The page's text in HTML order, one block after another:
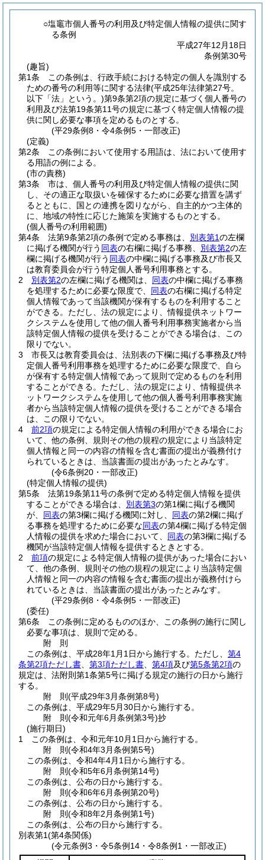
○塩竈市個人番号の利用及び特定個人情報の提供に関す
る条例
平成27年12月18日
条例第30号
(趣旨)
第1条
この条例は、行政手続における特定の個人を識別する
ための番号の利用等に関する法律(平成25年法律第27号。
以下「法」という。)第9条第2項の規定に基づく個人番号の
利用及び法第19条第11号の規定に基づく特定個人情報の提
供に関し必要な事項を定めるものとする。
(平29条例8・令4条例5・一部改正)
(定義)
第2条
この条例において使用する用語は、法において使用す
る用語の例による。
(市の責務)
第3条
市は、個人番号の利用及び特定個人情報の提供に関
し、その適正な取扱いを確保するために必要な措置を講ず
るとともに、国との連携を図りながら、自主的かつ主体的
に、地域の特性に応じた施策を実施するものとする。
(個人番号の利用範囲)
第4条
法第9条第2項の条例で定める事務は、 別表第1の左欄
に掲げる機関が行う 同表の右欄に掲げる事務、 別表第2の左
欄に掲げる機関が行う 同表の中欄に掲げる事務及び市長又
は教育委員会が行う特定個人番号利用事務とする。
2
別表第2の左欄に掲げる機関は、 同表の中欄に掲げる事務
を処理するために必要な限度で、 同表の右欄に掲げる特定
個人情報であって当該機関が保有するものを利用すること
ができる。 ただし、法の規定により、情報提供ネットワー
クシステムを使用して他の個人番号利用事務実施者から当
該特定個人情報の提供を受けることができる場合は、この
限りでない。
3
市長又は教育委員会は、法別表の下欄に掲げる事務及び特
定個人番号利用事務を処理するために必要な限度で、自ら
が保有する特定個人情報であって規則で定めるものを利用
することができる。 ただし、法の規定により、情報提供ネ
ットワークシステムを使用して他の個人番号利用事務実施
者から当該特定個人情報の提供を受けることができる場合
は、この限りでない。
4
前2項の規定による特定個人情報の利用ができる場合にお
いて、他の条例、規則その他の規程の規定により当該特定
個人情報と同一の内容の情報を含む書面の提出が義務付け
られているときは、当該書面の提出があったとみなす。
(令6条例20・一部改正)
(特定個人情報の提供)
第5条
法第19条第11号の条例で定める特定個人情報を提供
することができる場合は、 別表第3の第1欄に掲げる機関
が、 同表の第3欄に掲げる機関に対し、 同表の第2欄に掲げ
る事務を処理するために必要な同表の第4欄に掲げる特定個
人情報の提供を求めた場合において、 同表の第3欄に掲げる
機関が当該特定個人情報を提供するときとする。
2
前項の規定による特定個人情報の提供があった場合におい
て、他の条例、規則その他の規程の規定により当該特定個
人情報と同一の内容の情報を含む書面の提出が義務付けら
れているときは、当該書面の提出があったとみなす。
(平29条例8・令4条例5・一部改正)
(委任)
第6条
この条例に定めるもののほか、この条例の施行に関し
必要な事項は、規則で定める。
附 則
この条例は、平成28年1月1日から施行する。 ただし、 第4
条第2項ただし書
第3項ただし書 第4項及び第5条第2項の
規定は、法附則第1条第5号に掲げる規定の施行の日から施行
する。
附 則(平成29年3月条例第8号)
この条例は、平成29年5月30日から施行する。
附 則(令和元年6月条例第3号)抄
(施行期日)
1
この条例は、令和元年10月1日から施行する。
附 則(令和4年3月条例第5号)
この条例は、令和4年4月1日から施行する。
附 則(令和5年6月条例第14号)
この条例は、公布の日から施行する。
附 則(令和6年6月条例第20号)
この条例は、公布の日から施行する。
附 則(令和8年2月条例第1号)
この条例は、公布の日から施行する。
別表第1(第4条関係)
(令元条例3・令5条例14・令8条例1・一部改正)